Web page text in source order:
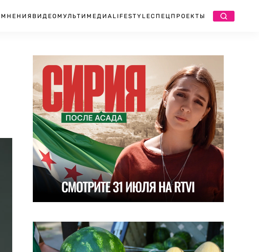
МНЕНИЯ ВИДЕО МУЛЬТИМЕДИА LIFESTYLEСПЕЦПРОЕКТЫ